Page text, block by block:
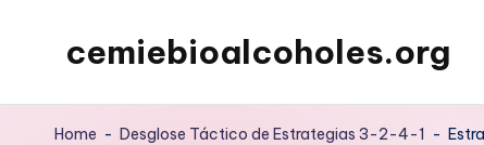
cemiebioalcoholes.org
Home - Desglose Táctico de Estrategias 3-2-4-1 -